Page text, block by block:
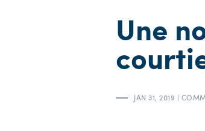
Une
JAN 31, 2019 |